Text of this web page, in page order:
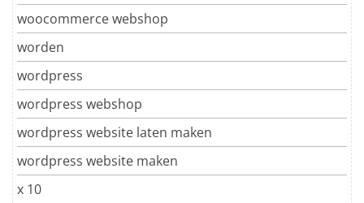
woocommerce webshop
worden
wordpress
wordpress webshop
wordpress website laten maken
wordpress website maken
x 10